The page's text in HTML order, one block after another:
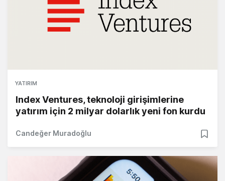
YATIRIM
Index Ventures, teknoloji girişimlerine
yatırım için 2 milyar dolarlık yeni fon kurdu
Candeğer Muradoğlu